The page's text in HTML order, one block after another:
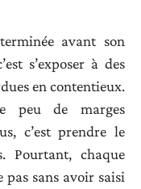
avant son
s’exposer à des
en contentieux.
peu de marges
c’est prendre le
Pourtant, chaque
pas sans avoir saisi